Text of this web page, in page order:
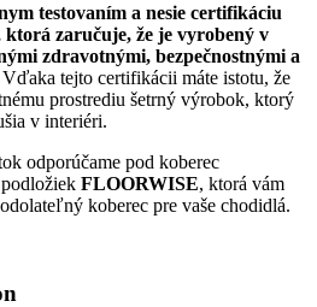
testovaním a nesie certifikáciu
zaručuje, že je vyrobený v
zdravotnými, bezpečnostnými a
Vďaka tejto certifikácii máte istotu, že
prostrediu šetrný výrobok, ktorý
v interiéri.
odporúčame pod koberec
FLOORWISE, ktorá vám
koberec pre vaše chodidlá.